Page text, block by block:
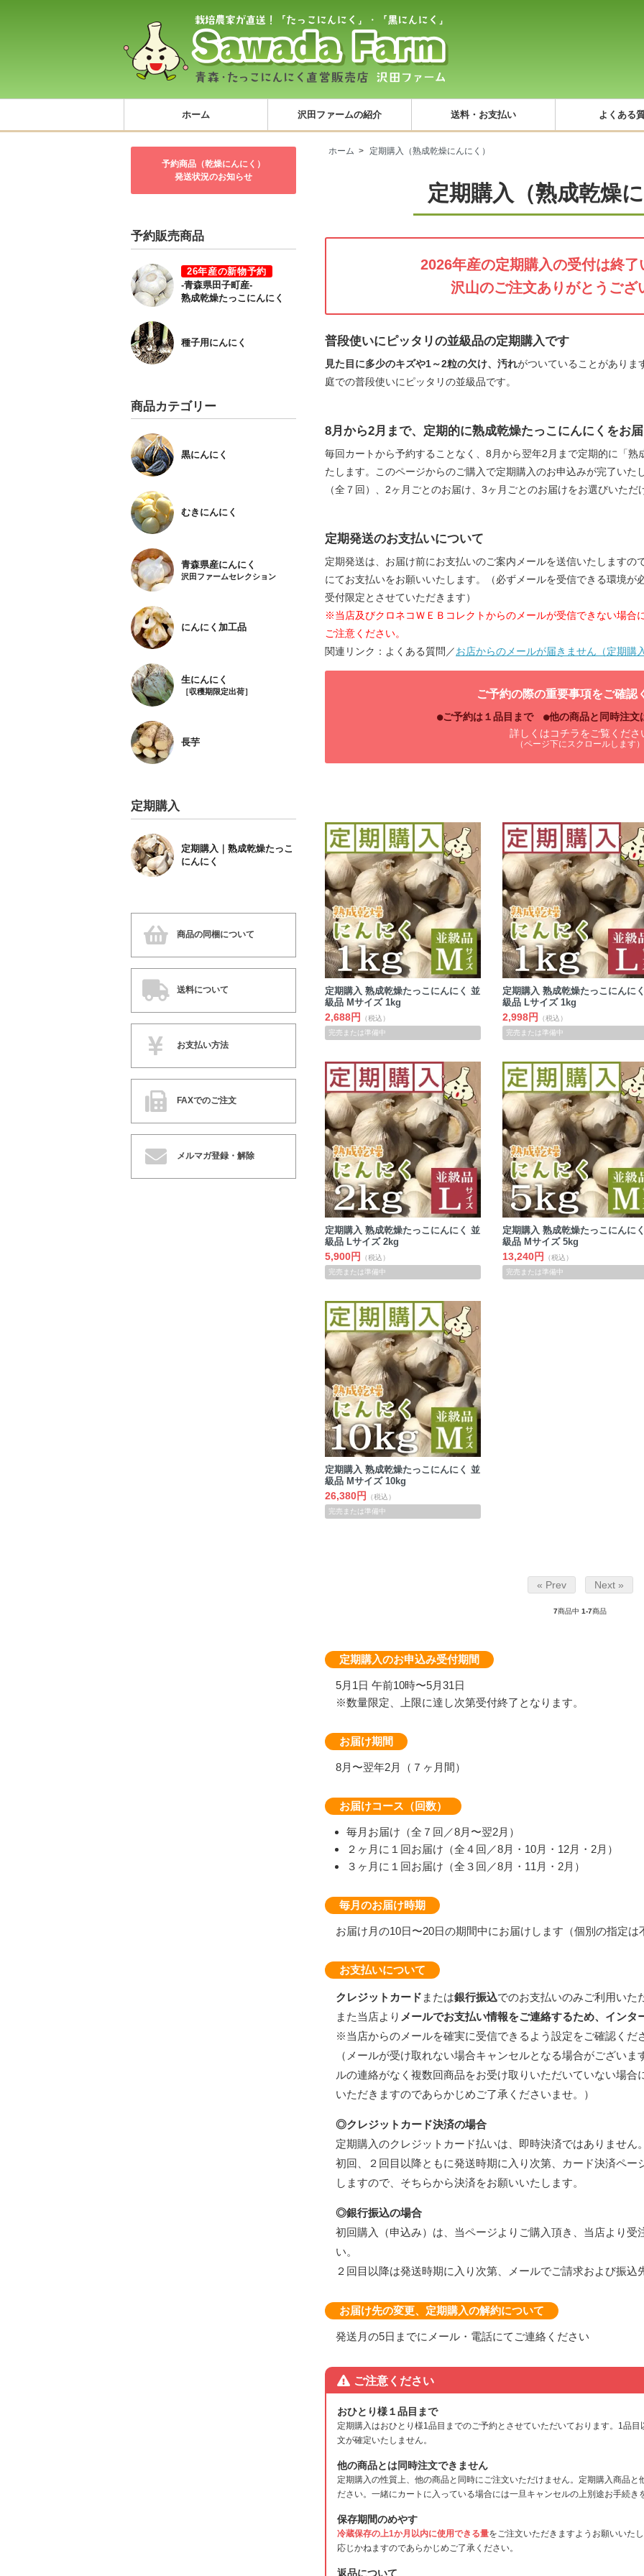
ホーム 沢田ファームの紹介 送料・お支払い よくある
ホーム > 定期購入（熟成乾燥にんにく）
定期購入（熟成乾燥
2026年産の定期購入の受付は終
沢山のご注文ありがとうござ
普段使いにピッタリの並級品の定期購入です
見た目に多少のキズや1～2粒の欠け、汚れがついていることがありま
庭での普段使いにピッタリの並級品です。
8月から2月まで、定期的に熟成乾燥たっこにんにくをお
毎回カートから予約することなく、8月から翌年2月まで定期的に「
たします。このページからのご購入で定期購入のお申込みが完了いた
（全７回）、2ヶ月ごとのお届け、3ヶ月ごとのお届けをお選びいただ
定期発送のお支払いについて
定期発送は、お届け前にお支払いのご案内メールを送信いたしますの
にてお支払いをお願いいたします。（必ずメールを受信できる環境が
受付限定とさせていただきます）
※当店及びクロネコＷＥＢコレクトからのメールが受信できない場合
ご注意ください。
関連リンク：よくある質問／お店からのメールが届きません（定期購
ご予約の際の重要事項をご確認
●ご予約は１品目まで ●他の商品と同時注文
詳しくはコチラをご覧くださ
（ページ下にスクロールします）
定期購入 熟成乾燥たっこにんにく 並
級品 Mサイズ 1kg
2,688円
（税込）
完売または準備中
定期購入 熟成乾燥たっこにんに
級品 Lサイズ 1kg
2,998円
（税込）
完売または準備中
定期購入 熟成乾燥たっこにんにく 並
級品 Lサイズ 2kg
5,900円
（税込）
完売または準備中
定期購入 熟成乾燥たっこにんに
級品 Mサイズ 5kg
13,240円
（税込）
完売または準備中
定期購入 熟成乾燥たっこにんにく 並
級品 Mサイズ 10kg
26,380円
（税込）
完売または準備中
« Prev Next »
7商品中 1-7商品
定期購入のお申込み受付期間
5月1日 午前10時〜5月31日
※数量限定、上限に達し次第受付終了となります。
お届け期間
8月〜翌年2月（７ヶ月間）
お届けコース（回数）
毎月お届け（全７回／8月〜翌2月）
２ヶ月に１回お届け（全４回／8月・10月・12月・2月）
３ヶ月に１回お届け（全３回／8月・11月・2月）
毎月のお届け時期
お届け月の10日〜20日の期間中にお届けします（個別の指定は
お支払いについて
クレジットカード または銀行振込でのお支払いのみご利用いた
また当店より メールでお支払い情報をご連絡するため、インタ
※当店からのメールを確実に受信できるよう設定をご確認くだ
（メールが受け取れない場合キャンセルとなる場合がござい
ルの連絡がなく複数回商品をお受け取りいただいていない場
いただきますのであらかじめご了承くださいませ。）
◎クレジットカード決済の場合
定期購入のクレジットカード払いは、即時決済ではありません
初回、２回目以降ともに発送時期に入り次第、カード決済ペ
しますので、そちらから決済をお願いいたします。
◎銀行振込の場合
初回購入（申込み）は、当ページよりご購入頂き、当店より
い。
２回目以降は発送時期に入り次第、メールでご請求および振込
お届け先の変更、定期購入の解約について
発送月の5日までにメール・電話にてご連絡ください
ご注意ください
おひとり様１品目まで
定期購入はおひとり様1品目までのご予約とさせていただいております。1品
文が確定いたしません。
他の商品とは同時注文できません
定期購入の性質上、他の商品と同時にご注文いただけません。定期購入商品
ださい。一緒にカートに入っている場合には一旦キャンセルの上別途お手続き
保存期間のめやす
冷蔵保存の上1か月以内に使用できる量をご注文いただきますようお願いいた
応じかねますのであらかじめご了承ください。
返品について
予約商品（乾燥にんにく）
発送状況のお知らせ
予約販売商品
26年産の新物予約
-青森県田子町産-
熟成乾燥たっこにんにく
種子用にんにく
商品カテゴリー
黒にんにく
むきにんにく
青森県産にんにく
沢田ファームセレクション
にんにく加工品
生にんにく
［収穫期限定出荷］
長芋
定期購入
定期購入｜熟成乾燥たっこ
にんにく
商品の同梱について
送料について
お支払い方法
FAXでのご注文
メルマガ登録・解除